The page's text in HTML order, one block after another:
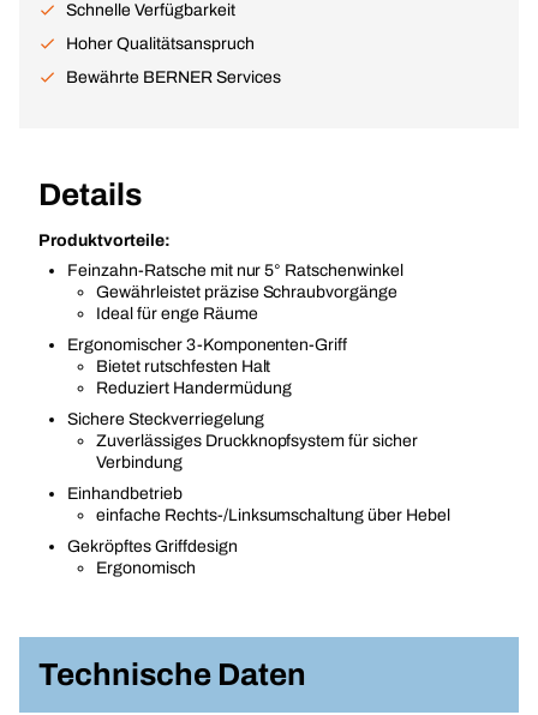
Schnelle Verfügbarkeit
Hoher Qualitätsanspruch
Bewährte BERNER Services
Details
Produktvorteile:
Feinzahn-Ratsche mit nur 5° Ratschenwinkel
Gewährleistet präzise Schraubvorgänge
Ideal für enge Räume
Ergonomischer 3-Komponenten-Griff
Bietet rutschfesten Halt
Reduziert Handermüdung
Sichere Steckverriegelung
Zuverlässiges Druckknopfsystem für sicher
Verbindung
Einhandbetrieb
einfache Rechts-/Linksumschaltung über Hebel
Gekröpftes Griffdesign
Ergonomisch
Technische Daten